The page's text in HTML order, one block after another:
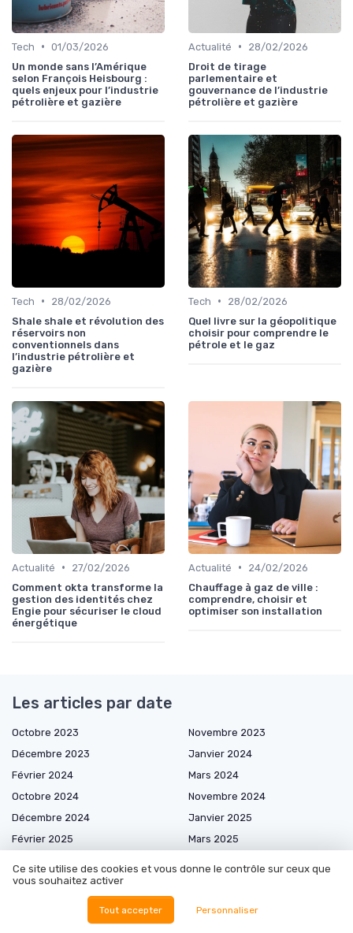
Tech • 01/03/2026
Un monde sans l’Amérique
selon François Heisbourg :
quels enjeux pour l’industrie
pétrolière et gazière
Actualité •
28/02/2026
Droit de tirage
parlementaire et
gouvernance de l’industrie
pétrolière et gazière
Tech •
28/02/2026
Shale shale et révolution des
réservoirs non
conventionnels dans
l’industrie pétrolière et
gazière
Tech •
28/02/2026
Quel livre sur la géopolitique
choisir pour comprendre le
pétrole et le gaz
Actualité •
27/02/2026
Comment okta transforme la
gestion des identités chez
Engie pour sécuriser le cloud
énergétique
Actualité •
24/02/2026
Chauffage à gaz de ville :
comprendre, choisir et
optimiser son installation
Les articles par date
Octobre 2023
Novembre 2023
Décembre 2023
Janvier 2024
Février 2024
Mars 2024
Octobre 2024
Novembre 2024
Décembre 2024
Janvier 2025
Février 2025
Mars 2025
Juin 2025
Ce site utilise des cookies et vous donne le contrôle sur ceux que
vous souhaitez activer
Tout accepter Personnaliser